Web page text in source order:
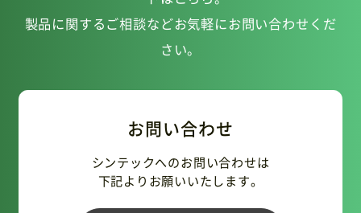
製品に関するご相談などお気軽にお問い合わせくだ
さい。
お問い合わせ
シンテックへのお問い合わせは
下記よりお願いいたします。